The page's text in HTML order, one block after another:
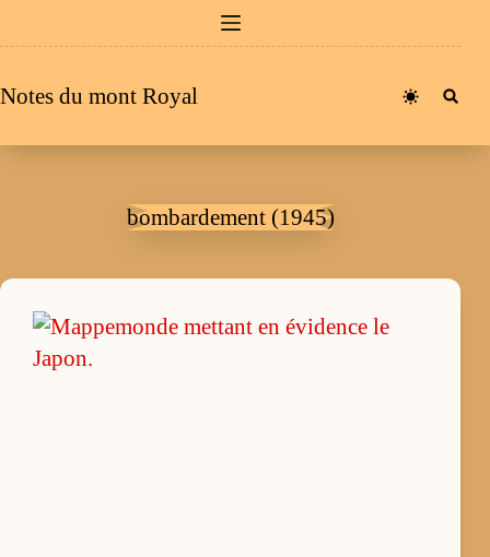
au
Notes du mont Royal
bombardement (1945)